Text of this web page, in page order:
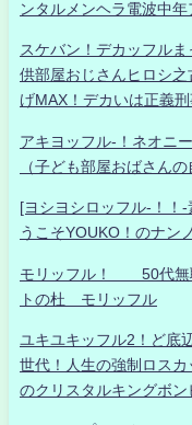
ンタルメンヘラ電波中
スケバン！デカッフル
供部屋おじさんヒロシ
げMAX！デカいは正義
アキヨッフル-！ネオニ
（子ども部屋おばさん
[ヨシヨシロッフル-！！
うこそYOUKO！のナン
モリッフル！ 50代無
トの杜 モリッフル
ユキユキッフル2！ど底
世代！人生の強制ロス
のクリスタルキングボ